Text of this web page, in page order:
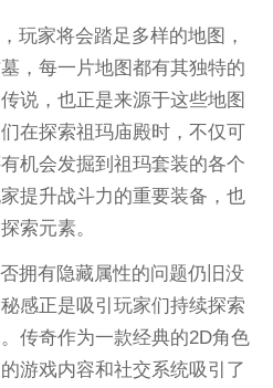
玩家将会踏足多样的地图，
，每一片地图都有其独特的
说，也正是来源于这些地图
在探索祖玛庙殿时，不仅可
机会发掘到祖玛套装的各个
提升战斗力的重要装备，也
索元素。
拥有隐藏属性的问题仍旧没
感正是吸引玩家们持续探索
传奇作为一款经典的2D角色
游戏内容和社交系统吸引了